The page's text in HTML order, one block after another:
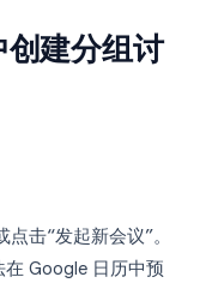
建分组讨
击“发起新会议”。
Google 日历中预